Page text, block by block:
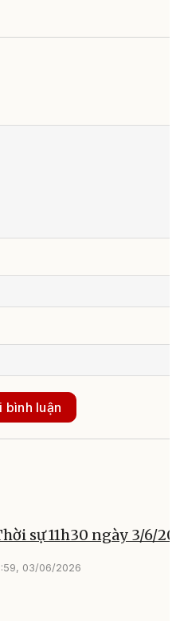
bình luận
sự 11h30 ngày 3/6/
03/06/2026